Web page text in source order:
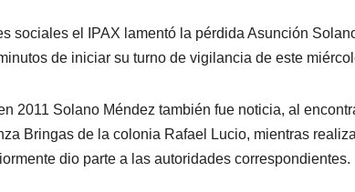
sociales el IPAX lamentó la pérdida Asunción
de iniciar su turno de vigilancia de este
2011 Solano Méndez también fue noticia, al
Bringas de la colonia Rafael Lucio, mientras
dio parte a las autoridades correspondientes.